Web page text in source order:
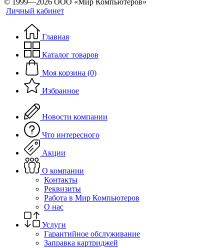
© 1999—2026 ООО «Мир Компьютеров»
Личный кабинет
Главная
Каталог товаров
Моя корзина (0)
Избранное
Новости компании
Что интересного
Акции
О компании
Контакты
Реквизиты
Работа в Мир Компьютеров
О нас
Услуги
Гарантийное обслуживание
Заправка картриджей